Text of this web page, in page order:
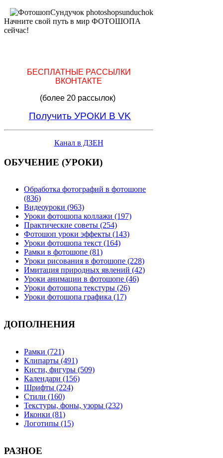
Начните свой путь в мир ФОТОШОПА
сейчас!
БЕСПЛАТНЫЕ РАССЫЛКИ
ВКОНТАКТЕ
(более 20 рассылок)
Получить УРОКИ В VK
Канал в ДЗЕН
ОБУЧЕНИЕ (УРОКИ)
Обработка фотографий в фотошопе
(836)
Видеоуроки (963)
Уроки фотошопа коллажи (197)
Практические советы (254)
Фотошоп уроки эффекты (143)
Уроки фотошопа текст (164)
Рамки в фотошопе (81)
Уроки рисования в фотошопе (228)
Имитация природных явлений (42)
Уроки анимации в фотошопе (46)
Уроки фотошопа текстуры (26)
Уроки фотошопа графика (17)
ДОПОЛНЕНИЯ
Рамки (721)
Клипарты (491)
Кисти, фигуры (509)
Календари (156)
Шрифты (224)
Стили (160)
Текстуры, фоны, узоры (232)
Иконки (81)
Логотипы (15)
РАЗНОЕ